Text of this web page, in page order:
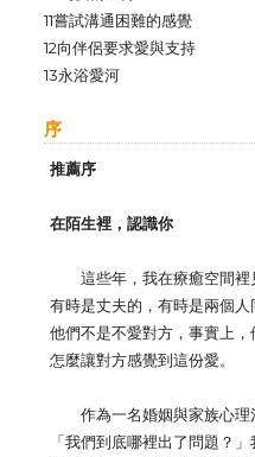
11嘗試溝通困難的感覺
12向伴侶要求愛與支持
13永浴愛河
序
推薦序
在陌生裡，認識你
這些年，我在療癒空間裡
有時是丈夫的，有時是兩個人
他們不是不愛對方，事實上
怎麼讓對方感覺到這份愛。
作為一名婚姻與家族心理
「我們到底哪裡出了問題？